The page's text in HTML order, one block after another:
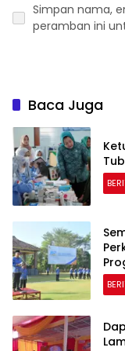
Simpan nama,
peramban ini
Baca Juga